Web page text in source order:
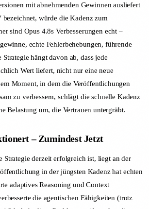
mit abnehmenden Gewinnen ausliefert
bezeichnet, würde die Kadenz zum
sind Opus 4.8s Verbesserungen echt –
echte Fehlerbehebungen, führende
hängt davon ab, dass jede
Wert liefert, nicht nur eine neue
Moment, in dem die Veröffentlichungen
zu verbessern, schlägt die schnelle Kadenz
Belastung um, die Vertrauen untergräbt.
– Zumindest Jetzt
Strategie derzeit erfolgreich ist, liegt an der
in der jüngsten Kadenz hat echten
adaptives Reasoning und Context
die agentischen Fähigkeiten (trotz